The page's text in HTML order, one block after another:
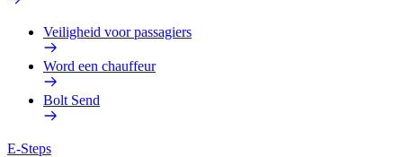
Veiligheid voor passagiers
Word een chauffeur
Bolt Send
E-Steps